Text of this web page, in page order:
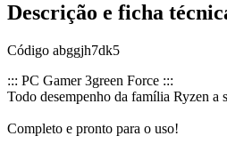
Descrição e ficha
Código abggjh7dk5
::: PC Gamer 3green Force :::
Todo desempenho da família Ryzen a
Completo e pronto para o uso!